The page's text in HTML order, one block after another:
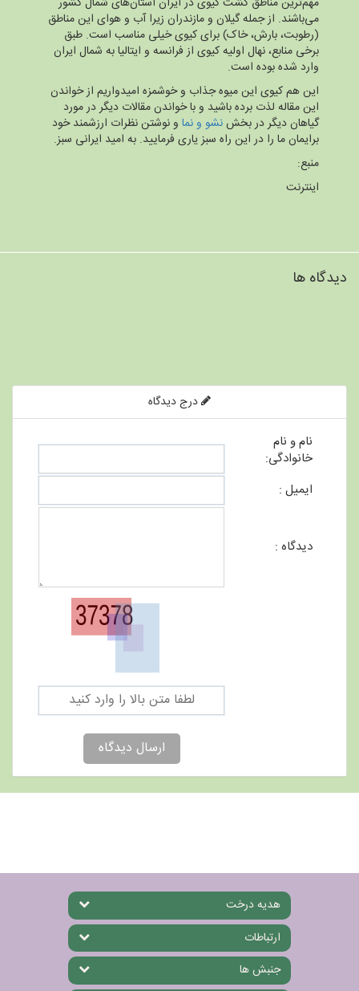
می‌باشند. از جمله گیلان و مازندران زیرا آب و هوای این مناطق
(رطوبت، بارش، خاک) برای کیوی خیلی مناسب است. طبق
برخی منابع، نهال اولیه کیوی از فرانسه و ایتالیا به شمال ایران
وارد شده بوده است.
این هم کیوی این میوه‌ جذاب و خوشمزه امیدواریم از خواندن
این مقاله لذت برده باشید و با خواندن مقالات دیگر در مورد
گیاهان دیگر در بخشنشو و نما و نوشتن نظرات ارزشمند خود
برایمان ما را در این راه سبز یاری فرمایید. به امید ایرانی سبز.
منبع:
اینترنت
دیدگاه ها
درج دیدگاه
نام و نام
خانوادگی:
ایمیل :
دیدگاه :
ارسال دیدگاه
هدیه درخت
ارتباطات
جنبش ها